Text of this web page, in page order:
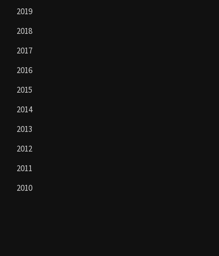
2019
2018
2017
2016
2015
2014
2013
2012
2011
2010